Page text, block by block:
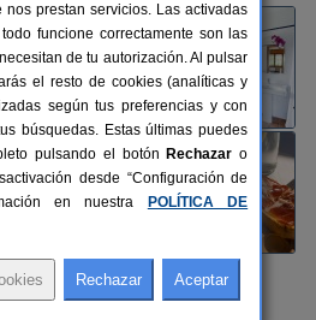
nos prestan servicios. Las activadas
funcione correctamente son las
de tu autorización. Al pulsar
el resto de cookies (analíticas y
según tus preferencias y con
búsquedas. Estas últimas puedes
pulsando el botón Rechazar o
desde “Configuración de
en nuestra
POLÍTICA DE